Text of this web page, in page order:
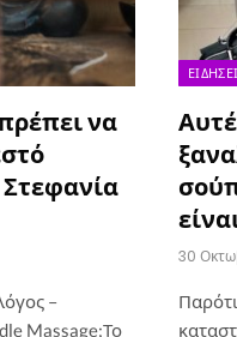
να
–
Massage;Το
30